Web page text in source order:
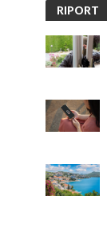
RIPORT